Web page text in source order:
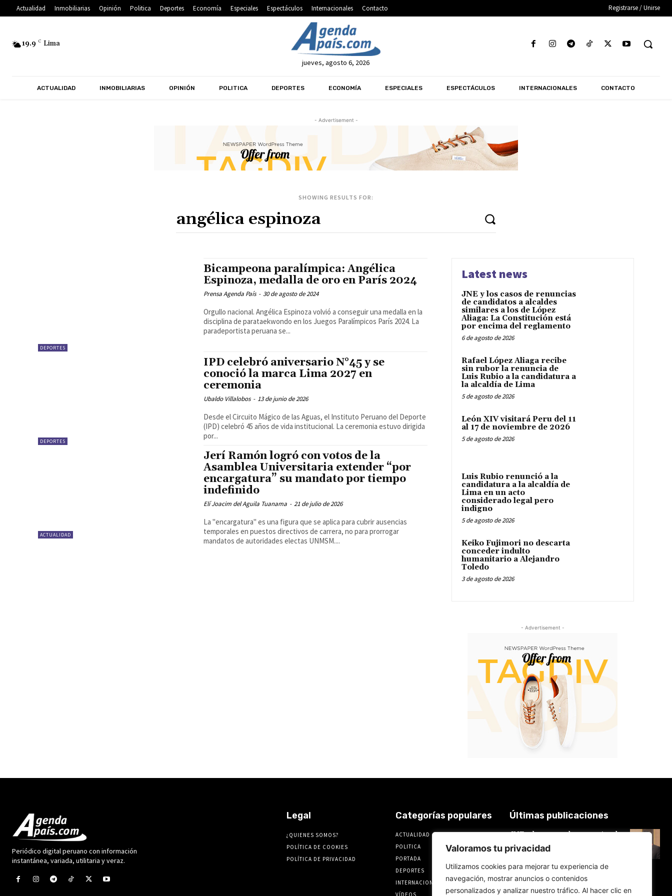
Valoramos tu privacidad
Utilizamos cookies para mejorar tu experiencia de
navegación, mostrar anuncios o contenidos
personalizados y analizar nuestro tráfico. Al hacer clic en
Actualidad Inmobiliarias Opinión Politica Deportes Economía Especiales Espectáculos Internacionales Contacto Registrarse / Unirse
19.9 C Lima
jueves, agosto 6, 2026
ACTUALIDAD INMOBILIARIAS OPINIÓN POLITICA DEPORTES ECONOMÍA ESPECIALES ESPECTÁCULOS INTERNACIONALES CONTACTO
- Advertisement -
SHOWING RESULTS FOR:
DEPORTES
Bicampeona paralímpica: Angélica
Espinoza, medalla de oro en París 2024
Prensa Agenda País - 30 de agosto de 2024
Orgullo nacional. Angélica Espinoza volvió a conseguir una medalla en la
disciplina de parataekwondo en los Juegos Paralímpicos París 2024. La
paradeportista peruana se...
DEPORTES
IPD celebró aniversario N°45 y se
conoció la marca Lima 2027 en
ceremonia
Ubaldo Villalobos - 13 de junio de 2026
Desde el Circuito Mágico de las Aguas, el Instituto Peruano del Deporte
(IPD) celebró 45 años de vida institucional. La ceremonia estuvo dirigida
por...
ACTUALIDAD
Jerí Ramón logró con votos de la
Asamblea Universitaria extender “por
encargatura” su mandato por tiempo
indefinido
Elí Joacim del Aguila Tuanama - 21 de julio de 2026
La "encargatura" es una figura que se aplica para cubrir ausencias
temporales en puestos directivos de carrera, no para prorrogar
mandatos de autoridades electas UNMSM....
Latest news
JNE y los casos de renuncias
de candidatos a alcaldes
similares a los de López
Aliaga: La Constitución está
por encima del reglamento
6 de agosto de 2026
Rafael López Aliaga recibe
sin rubor la renuncia de
Luis Rubio a la candidatura a
la alcaldía de Lima
5 de agosto de 2026
León XIV visitará Peru del 11
al 17 de noviembre de 2026
5 de agosto de 2026
Luis Rubio renunció a la
candidatura a la alcaldía de
Lima en un acto
considerado legal pero
indigno
5 de agosto de 2026
Keiko Fujimori no descarta
conceder indulto
humanitario a Alejandro
Toledo
3 de agosto de 2026
- Advertisement -
Periódico digital peruano con información
instantánea, variada, utilitaria y veraz.
Legal
¿QUIENES SOMOS?
POLÍTICA DE COOKIES
POLÍTICA DE PRIVACIDAD
Categorías populares
ACTUALIDAD
3921
POLITICA
2018
PORTADA
DEPORTES
577
INTERNACIONALES
559
VÍDEOS
534
Últimas publicaciones
JNE y los casos de renuncias de
candidatos a alcaldes similares a
los de López Aliaga: La
reglamento
6 de agosto de 2026